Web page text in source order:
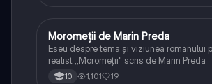
Limba și literatura română
Moromeții de Marin Preda
Eseu despre tema și viziunea romanului
realist ,,Moromeții" scris de Marin Preda
10 1,101 19